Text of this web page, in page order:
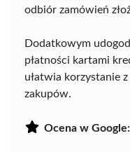
odbiór zamówień
Dodatkowym
płatności kartami
ułatwia korzystanie
zakupów.
Ocena w Google: